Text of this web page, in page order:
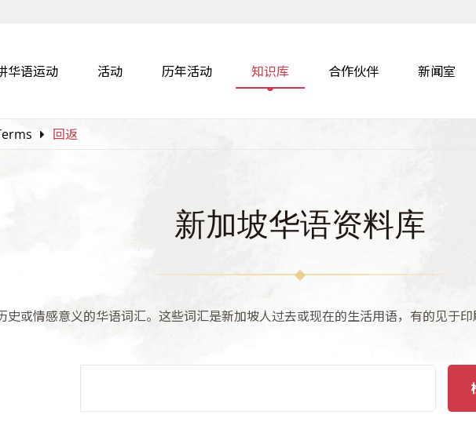
华语运动 活动 历年活动 知识库 合作伙伴
新闻室
回返
新加坡华语资料库
史或情感意义的华语词汇。这些词汇是新加坡人过去或现在的生活用语，有的见于